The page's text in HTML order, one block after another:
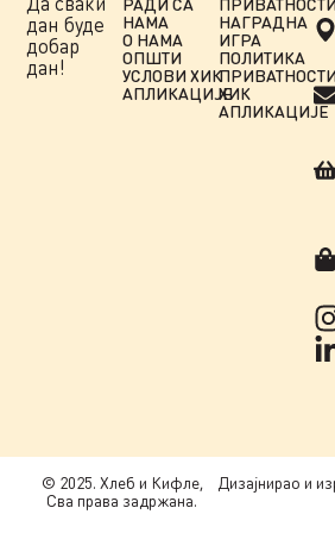
дан буде
добар
дан!
НАМА
О НАМА
ОПШТИ
УСЛОВИ ХИК
АПЛИКАЦИЈЕ
НАГРАДНА
ИГРА
ПОЛИТИКА
ХИК
АПЛИКАЦИЈЕ
© 2025. Хлеб и Кифле,
Сва права задржана.
Дизајнирао и